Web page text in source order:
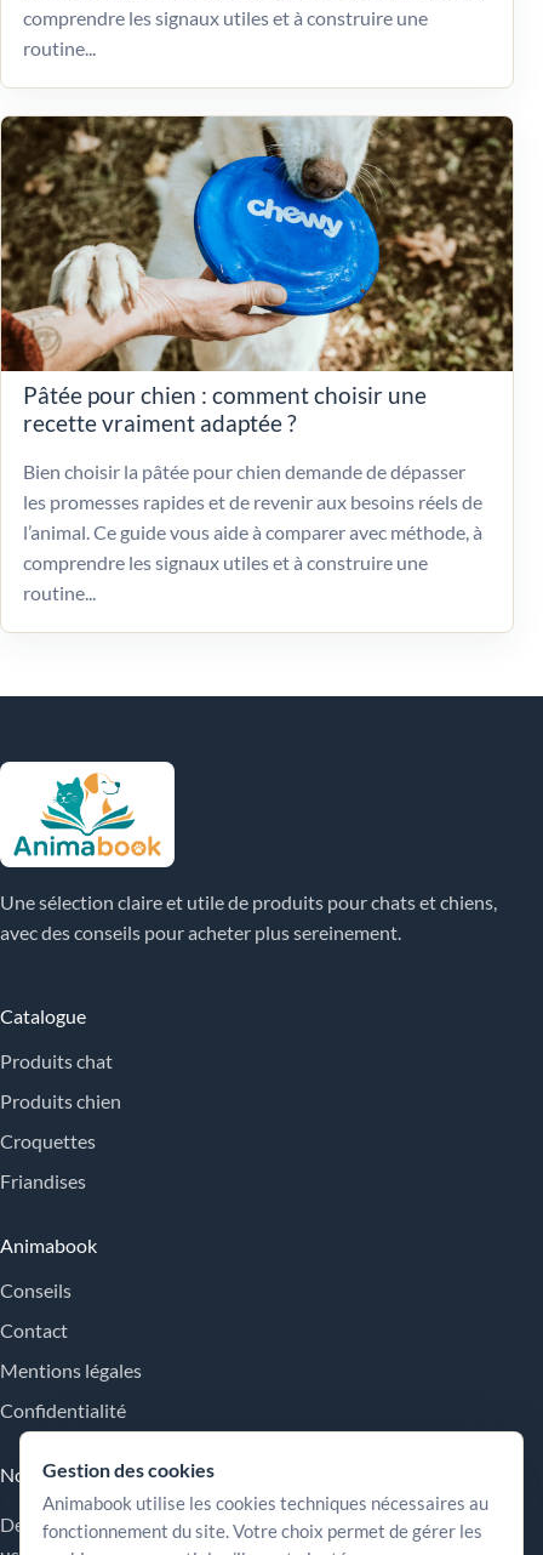
comprendre les signaux utiles et à construire une
routine...
Pâtée pour chien : comment choisir une
recette vraiment adaptée ?
Bien choisir la pâtée pour chien demande de dépasser
les promesses rapides et de revenir aux besoins réels de
l’animal. Ce guide vous aide à comparer avec méthode, à
comprendre les signaux utiles et à construire une
routine...
Une sélection claire et utile de produits pour chats et chiens,
avec des conseils pour acheter plus sereinement.
Catalogue
Produits chat
Produits chien
Croquettes
Friandises
Animabook
Conseils
Contact
Mentions légales
Confidentialité
Nos engagements
Des repères simples pour comparer les offres, comprendre les
Gestion des cookies
Animabook utilise les cookies techniques nécessaires au
fonctionnement du site. Votre choix permet de gérer les